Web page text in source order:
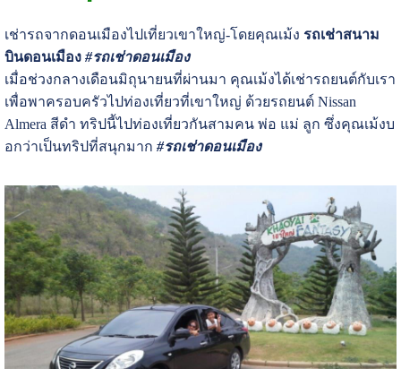
เช่ารถจากดอนเมืองไปเที่ยวเขาใหญ่-โดยคุณเม้ง รถเช่าสนาม
บินดอนเมือง #รถเช่าดอนเมือง
เมื่อช่วงกลางเดือนมิถุนายนที่ผ่านมา คุณเม้งได้เช่ารถยนต์กับเรา
เพื่อพาครอบครัวไปท่องเที่ยวที่เขาใหญ่ ด้วยรถยนต์ Nissan
Almera สีดำ ทริปนี้ไปท่องเที่ยวกันสามคน พ่อ แม่ ลูก ซึ่งคุณเม้งบ
อกว่าเป็นทริปที่สนุกมาก #รถเช่าดอนเมือง